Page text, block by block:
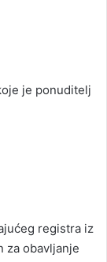
je ponuditelj
registra iz
za obavljanje